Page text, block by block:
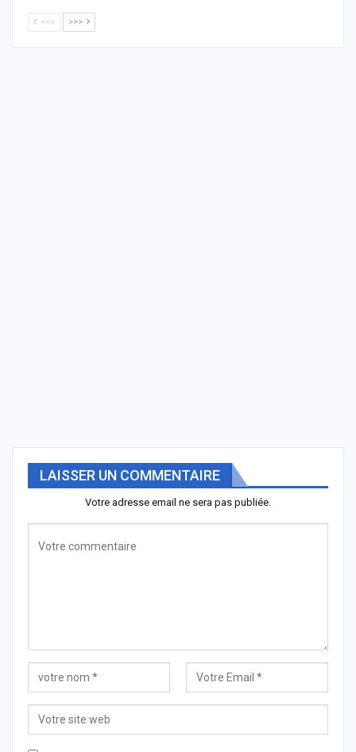
<<< >>>
LAISSER UN COMMENTAIRE
Votre adresse email ne sera pas publiée.